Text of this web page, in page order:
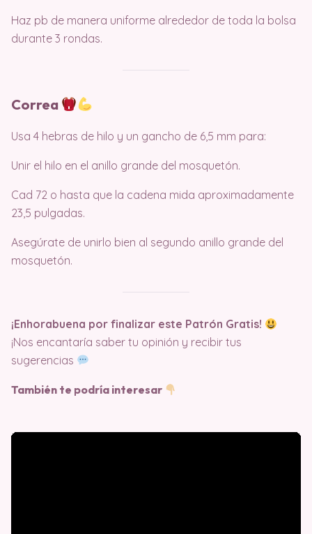
Haz pb de manera uniforme alrededor de toda la bolsa
durante 3 rondas.
Correa
Usa 4 hebras de hilo y un gancho de 6,5 mm para:
Unir el hilo en el anillo grande del mosquetón.
Cad 72 o hasta que la cadena mida aproximadamente
23,5 pulgadas.
Asegúrate de unirlo bien al segundo anillo grande del
mosquetón.
¡Enhorabuena por finalizar este Patrón Gratis!
¡Nos encantaría saber tu opinión y recibir tus
sugerencias
También te podría interesar